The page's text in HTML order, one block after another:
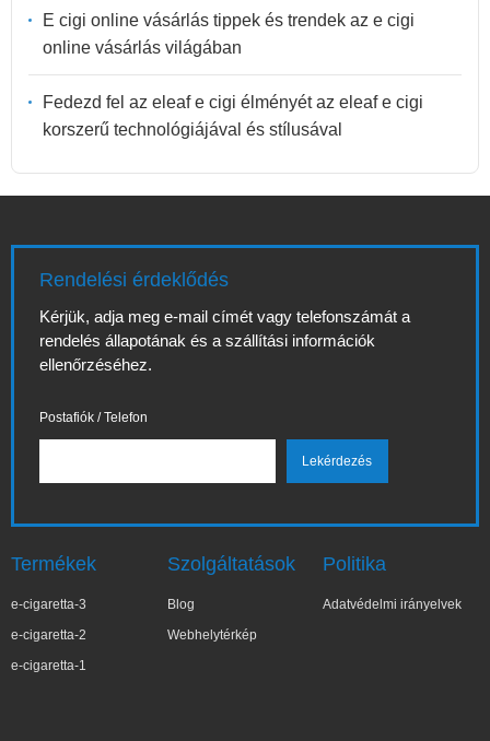
E cigi online vásárlás tippek és trendek az e cigi
online vásárlás világában
Fedezd fel az eleaf e cigi élményét az eleaf e cigi
korszerű technológiájával és stílusával
Rendelési érdeklődés
Kérjük, adja meg e-mail címét vagy telefonszámát a
rendelés állapotának és a szállítási információk
ellenőrzéséhez.
Postafiók / Telefon
Termékek
e-cigaretta-3
e-cigaretta-2
e-cigaretta-1
Szolgáltatások
Blog
Webhelytérkép
Politika
Adatvédelmi irányelvek